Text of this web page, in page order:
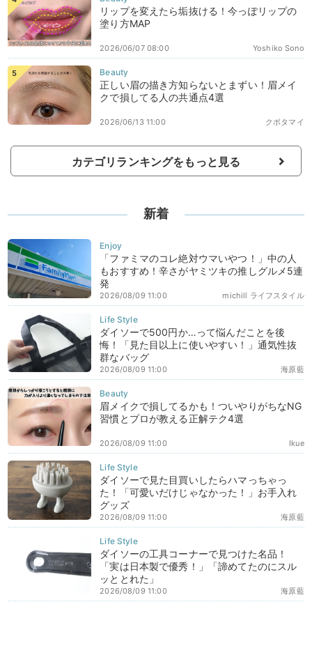
リップを変えたら垢抜ける！今っぽリップの
塗り方MAP
Yoshiko Sono
2026/06/07 08:00
正しい眉の描き方知らないとまずい！眉メイ
クで損してる人の共通点4選
クボタマイ
2026/06/13 11:00
カテゴリランキングをもっと見る
新着
「ファミマのコレ絶対ウマいやつ！」中の人
もおすすめ！辛さがヤミツキの推しグルメ5連
発
michill ライフスタイル
2026/08/09 11:00
ダイソーで500円か…って悩んだことを後
悔！「見た目以上に使いやすい！」通気性抜
群なバッグ
海原藍
2026/08/09 11:00
眉メイクで損してるかも！ついやりがちなNG
習慣とプロが教える正解テク4選
Ikue
2026/08/09 11:00
ダイソーで見た目買いしたらハマっちゃっ
た！「可愛いだけじゃなかった！」お手入れ
グッズ
海原藍
2026/08/09 11:00
ダイソーの工具コーナーで見つけた名品！
「実は日本製で優秀！」「諦めてたのにスル
ッととれた」
海原藍
2026/08/09 11:00